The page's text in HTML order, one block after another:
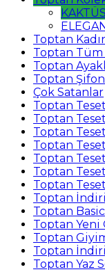
Toptan
Toptan
Toptan
Toptan
Çok Satanlar
Toptan
Toptan
Toptan
Toptan
Toptan
Toptan
Toptan
Toptan
Toptan Basic
Toptan Yeni
Toptan
Toptan
Toptan Yaz